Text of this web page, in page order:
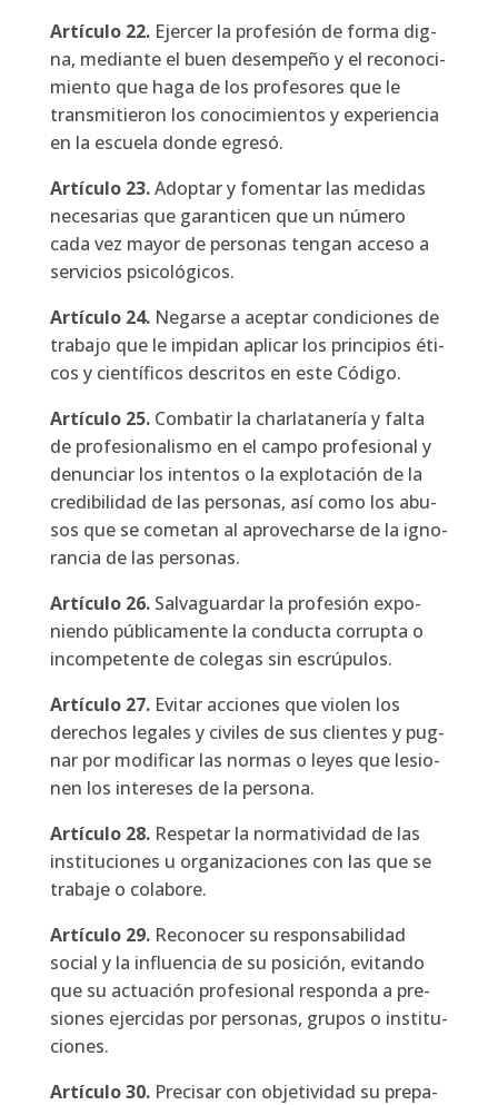
Artícu­lo 22.Ejer­cer la pro­fe­sión de for­ma dig­
na, median­te el buen desem­pe­ño y el reco­no­ci­
mien­to que haga de los pro­fe­so­res que le
trans­mi­tie­ron los cono­ci­mien­tos y expe­rien­cia
en la escue­la don­de egre­só.
Artícu­lo 23.Adop­tar y fomen­tar las medi­das
nece­sa­rias que garan­ti­cen que un núme­ro
cada vez mayor de per­so­nas ten­gan acce­so a
ser­vi­cios psi­co­ló­gi­cos.
Artícu­lo 24.Negar­se a acep­tar con­di­cio­nes de
tra­ba­jo que le impi­dan apli­car los prin­ci­pios éti­
cos y cien­tí­fi­cos des­cri­tos en este Códi­go.
Artícu­lo 25.Com­ba­tir la char­la­ta­ne­ría y fal­ta
de pro­fe­sio­na­lis­mo en el cam­po pro­fe­sio­nal y
denun­ciar los inten­tos o la explo­ta­ción de la
cre­di­bi­li­dad de las per­so­nas, así como los abu­
sos que se come­tan al apro­ve­char­se de la igno­
ran­cia de las per­so­nas.
Artícu­lo 26.Sal­va­guar­dar la pro­fe­sión expo­
nien­do públi­ca­men­te la con­duc­ta corrup­ta o
incom­pe­ten­te de cole­gas sin escrú­pu­los.
Artícu­lo 27.Evi­tar accio­nes que vio­len los
dere­chos lega­les y civi­les de sus clien­tes y pug­
nar por modi­fi­car las nor­mas o leyes que lesio­
nen los intere­ses de la per­so­na.
Artícu­lo 28.Res­pe­tar la nor­ma­ti­vi­dad de las
ins­ti­tu­cio­nes u orga­ni­za­cio­nes con las que se
tra­ba­je o cola­bo­re.
Artícu­lo 29.Reco­no­cer su res­pon­sa­bi­li­dad
social y la influen­cia de su posi­ción, evi­tan­do
que su actua­ción pro­fe­sio­nal res­pon­da a pre­
sio­nes ejer­ci­das por per­so­nas, gru­pos o ins­ti­tu­
cio­nes.
Artícu­lo30.Pre­ci­sar con obje­ti­vi­dad su pre­pa­